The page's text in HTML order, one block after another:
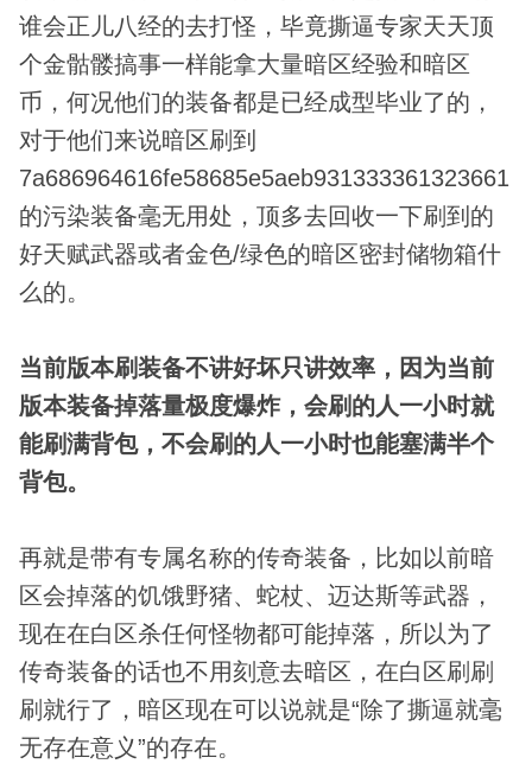
谁会正儿八经的去打怪，毕竟撕逼专家天天顶
个金骷髅搞事一样能拿大量暗区经验和暗区
币，何况他们的装备都是已经成型毕业了的，
对于他们来说暗区刷到
7a686964616fe58685e5aeb931333361323661
的污染装备毫无用处，顶多去回收一下刷到的
好天赋武器或者金色/绿色的暗区密封储物箱什
么的。
当前版本刷装备不讲好坏只讲效率，因为当前
版本装备掉落量极度爆炸，会刷的人一小时就
能刷满背包，不会刷的人一小时也能塞满半个
背包。
再就是带有专属名称的传奇装备，比如以前暗
区会掉落的饥饿野猪、蛇杖、迈达斯等武器，
现在在白区杀任何怪物都可能掉落，所以为了
传奇装备的话也不用刻意去暗区，在白区刷刷
刷就行了，暗区现在可以说就是“除了撕逼就毫
无存在意义”的存在。